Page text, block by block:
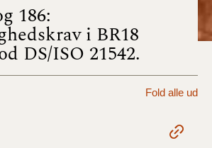
31/12
186:
i BR18
DS/ISO 21542.
Fold alle ud